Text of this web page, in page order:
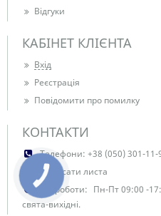
Відгуки
КАБІНЕТ КЛІЄНТА
Вхід
Реєстрація
Повідомити про помилку
КОНТАКТИ
Телефони: +38 (050) 301-11-
Написати листа
Час роботи: Пн-Пт 09:00 -
свята-вихідні.
КНОПКА
ЗВ'ЯЗКУ